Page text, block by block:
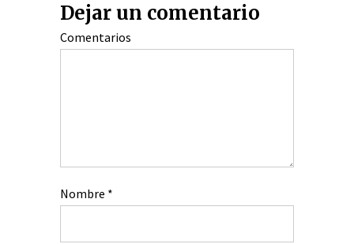
Dejar un comentario
Comentarios
Nombre *